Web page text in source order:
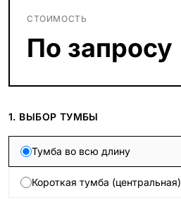
СТОИМОСТЬ
По запросу
1. ВЫБОР ТУМБЫ
Тумба во всю длину
Короткая тумба (центральная)